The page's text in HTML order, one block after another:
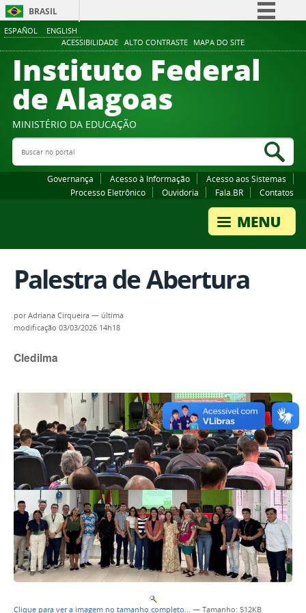
ESPAÑOL ENGLISH
ACESSIBILIDADE ALTO CONTRASTE MAPA DO SITE
BRASIL
Comunica BR
Participe
Canais
Instituto Federal
de Alagoas
MINISTÉRIO DA EDUCAÇÃO
Buscar no portal
Governança Acesso à Informação
Acesso aos Sistemas
Processo Eletrônico
Ouvidoria Fala.BR Contatos
Palestra de Abertura
porAdriana Cirqueira — última
modificação 03/03/2026 14h18
Cledilma
Clique para ver a imagem no tamanho completo… — Tamanho: 512KB